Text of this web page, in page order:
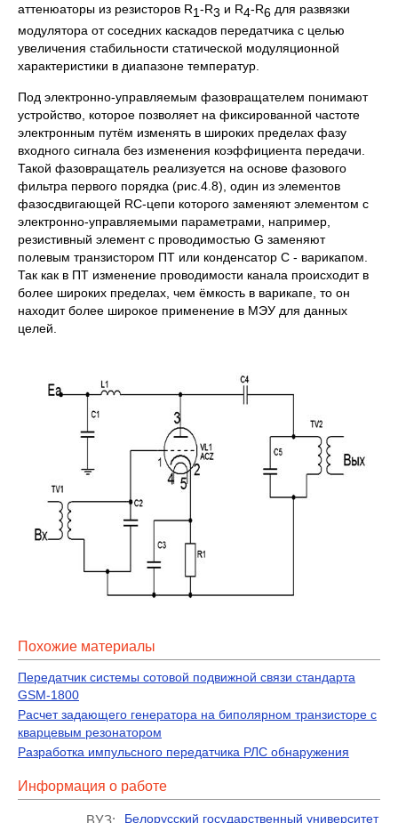
аттенюаторы из резисторов R1-R3 и R4-R6 для развязки
модулятора от соседних каскадов передатчика с целью
увеличения стабильности статической модуляционной
характеристики в диапазоне температур.
Под электронно-управляемым фазовращателем понимают
устройство, которое позволяет на фиксированной частоте
электронным путём изменять в широких пределах фазу
входного сигнала без изменения коэффициента передачи.
Такой фазовращатель реализуется на основе фазового
фильтра первого порядка (рис.4.8), один из элементов
фазосдвигающей RC-цепи которого заменяют элементом с
электронно-управляемыми параметрами, например,
резистивный элемент с проводимостью G заменяют
полевым транзистором ПТ или конденсатор С - варикапом.
Так как в ПТ изменение проводимости канала происходит в
более широких пределах, чем ёмкость в варикапе, то он
находит более широкое применение в МЭУ для данных
целей.
Похожие материалы
Передатчик системы сотовой подвижной связи стандарта
GSM-1800
Расчет задающего генератора на биполярном транзисторе с
кварцевым резонатором
Разработка импульсного передатчика РЛС обнаружения
Информация о работе
ВУЗ: Белорусский государственный университет